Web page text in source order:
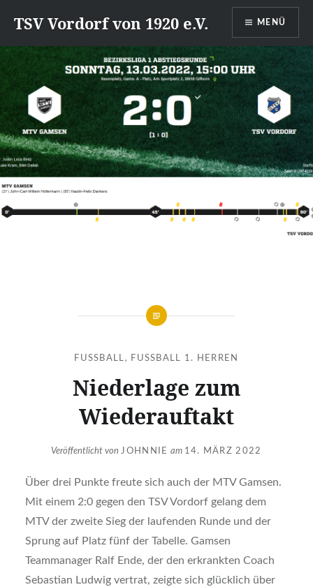
zumTSV Vordorf von 1920 e.V. MENÜ
FUSSBALL, FUSSBALL 1. HERREN
Niederlage zum
Wiederauftakt
Veröffentlicht vonJOHNNIE am 14. MÄRZ 2022
Über drei Punkte freute sich auch der MTV Gamsen.
Mit einem 2:0 gegen den TSV Vordorf gelang dem
MTV der zweite Sieg der laufenden Runde und der
Sprung auf Platz fünf der Tabelle. Gamsen
Teammanager Ralf Ende, der den erkrankten Coach
Sebastian Ludwig vertrat, zeigte sich glücklich über